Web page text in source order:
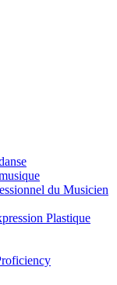
du Musicien
Plastique